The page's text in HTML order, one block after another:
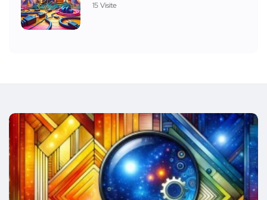
15 Visite